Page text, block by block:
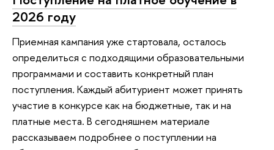
2026 году
Приемная кампания уже стартовала, осталось
определиться с подходящими образовательными
программами и составить конкретный план
поступления. Каждый абитуриент может принять
участие в конкурсе как на бюджетные, так и на
платные места. В сегодняшнем материале
рассказываем подробнее о поступлении на